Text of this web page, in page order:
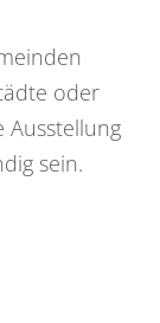
oder
Ausstellung
sein.